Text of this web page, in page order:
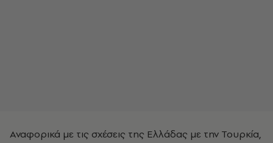
Αναφορικά με τις σχέσεις της Ελλάδας με την Τουρκία,